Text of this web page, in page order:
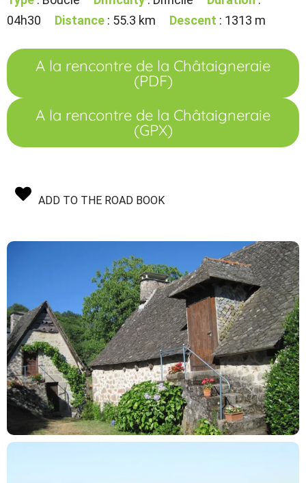
04h30
Distance : 55.3 km Descent : 1313 m
A la rencontre de la Châtaigneraie
(PDF)
A la rencontre de la Châtaigneraie
(GPX)
ADD TO THE ROAD BOOK